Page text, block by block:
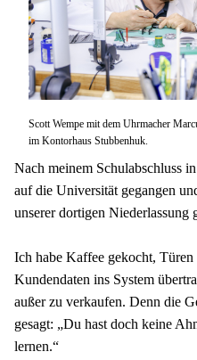
Scott Wempe mit dem Uhrmacher
im Kontorhaus Stubbenhuk.
Nach meinem Schulabschluss
auf die Universität gegangen
unserer dortigen Niederlassung
Ich habe Kaffee gekocht, Türen
Kundendaten ins System
außer zu verkaufen. Denn die
gesagt: „Du hast doch keine
lernen.“